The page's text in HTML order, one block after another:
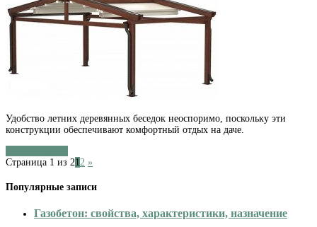
деревянной
беседки
для
дачи
Удобство летних деревянных беседок неоспоримо, поскольку эти
конструкции обеспечивают комфортный отдых на даче.
Страница 1 из 212 »
Популярные записи
Газобетон: свойства, характеристики, назначение